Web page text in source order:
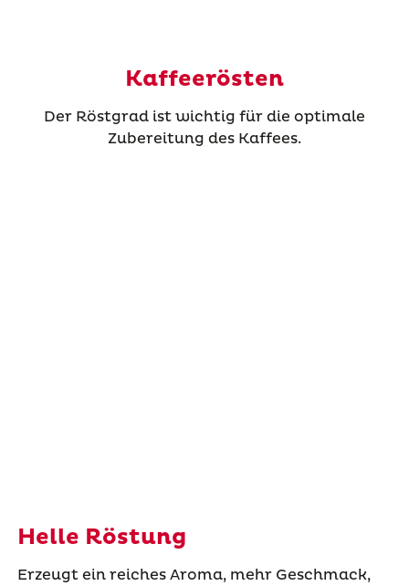
Kaffeerösten
Der Röstgrad ist wichtig für die optimale
Zubereitung des Kaffees.
Helle Röstung
Erzeugt ein reiches Aroma, mehr Geschmack,